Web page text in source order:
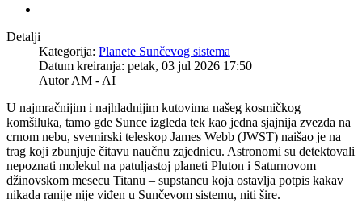
Detalji
Kategorija: Planete Sunčevog sistema
Datum kreiranja: petak, 03 jul 2026 17:50
Autor AM - AI
U najmračnijim i najhladnijim kutovima našeg kosmičkog
komšiluka, tamo gde Sunce izgleda tek kao jedna sjajnija zvezda na
crnom nebu, svemirski teleskop James Webb (JWST) naišao je na
trag koji zbunjuje čitavu naučnu zajednicu. Astronomi su detektovali
nepoznati molekul na patuljastoj planeti Pluton i Saturnovom
džinovskom mesecu Titanu – supstancu koja ostavlja potpis kakav
nikada ranije nije viđen u Sunčevom sistemu, niti šire.